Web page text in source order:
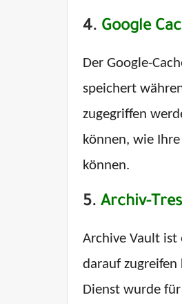
4. Google
Der Google-
speichert
zugegriffen
können, wie
können.
5. Archiv-
Archive Vault ist
darauf zugreifen
Dienst wurde